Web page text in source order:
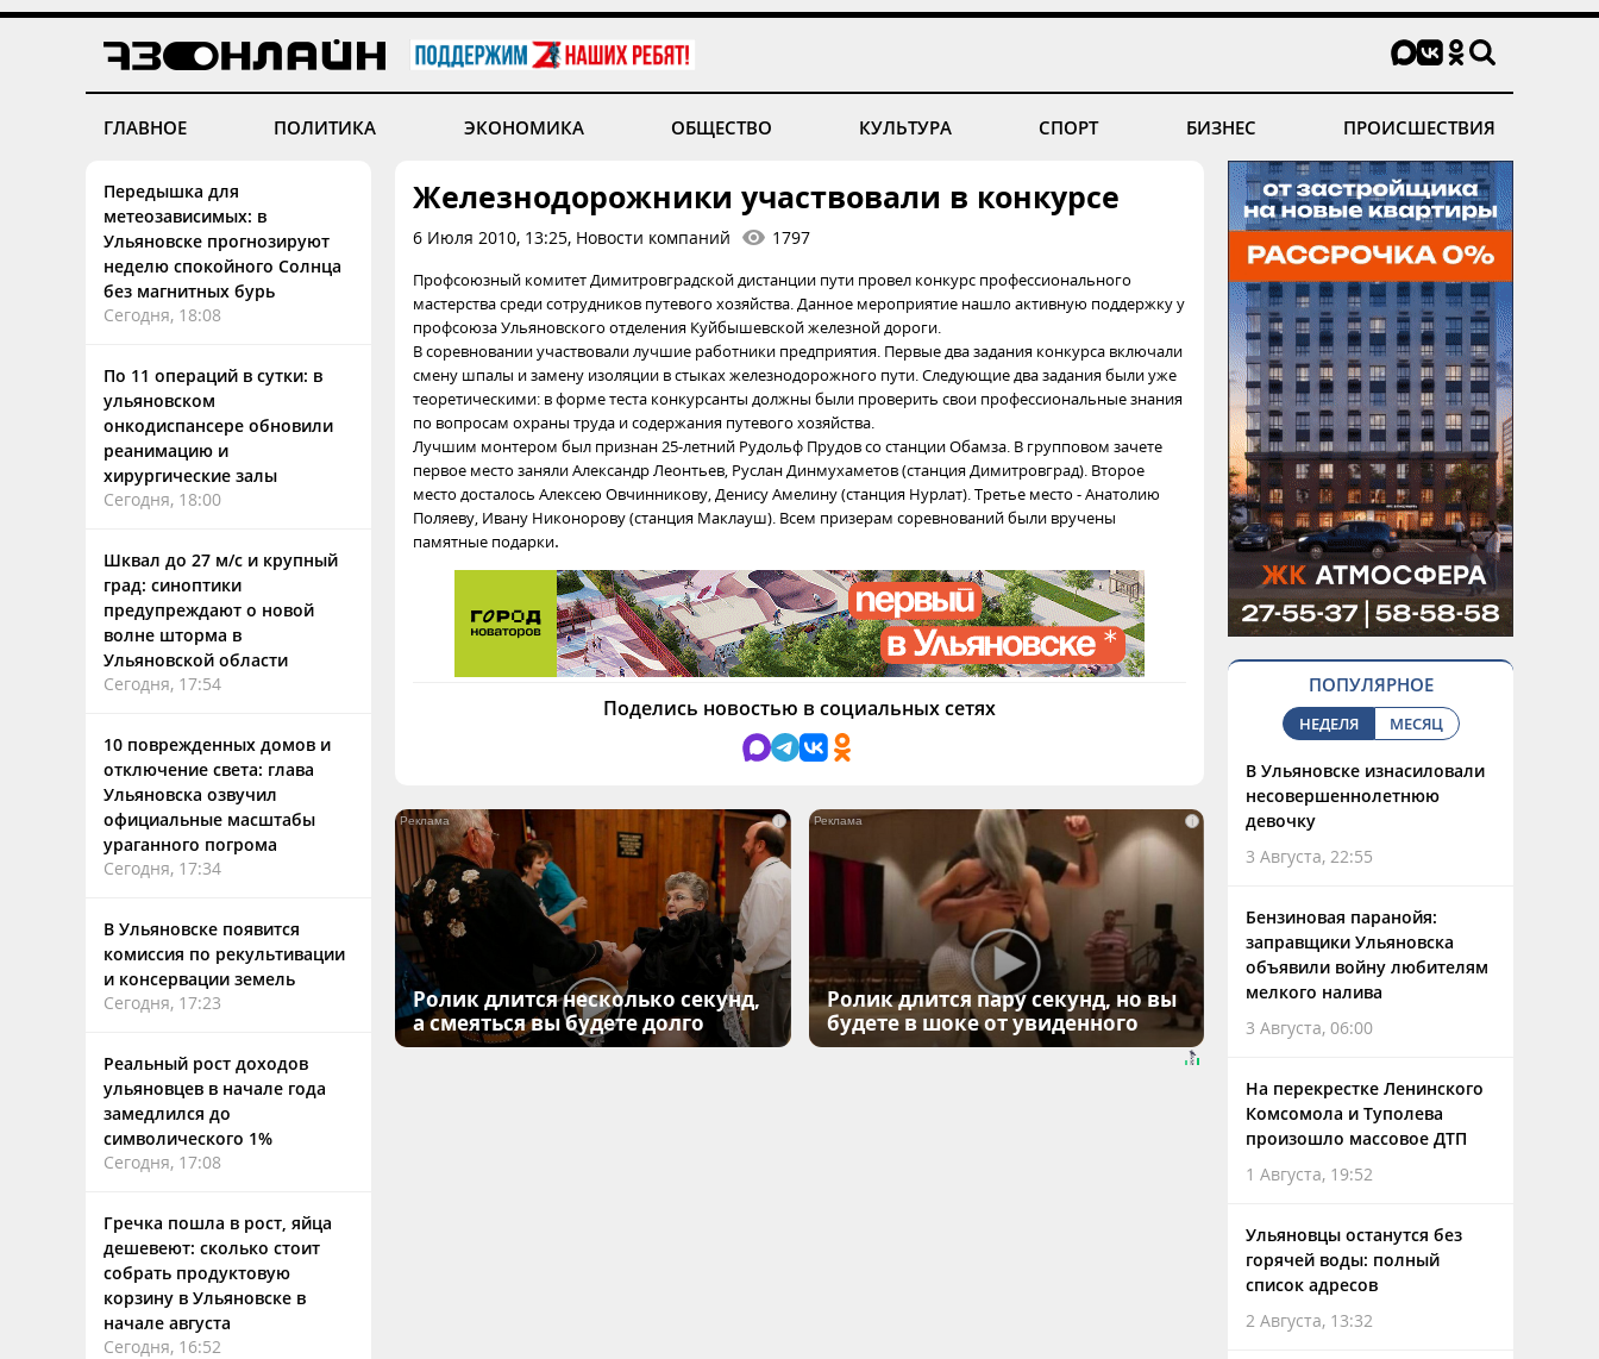
ГЛАВНОЕ ПОЛИТИКА ЭКОНОМИКА ОБЩЕСТВО КУЛЬТУРА СПОРТ БИЗНЕС ПРОИСШЕСТВИЯ
Передышка для
метеозависимых: в
Ульяновске прогнозируют
неделю спокойного Солнца
без магнитных бурь
Сегодня, 18:08
По 11 операций в сутки: в
ульяновском
онкодиспансере обновили
реанимацию и
хирургические залы
Сегодня, 18:00
Шквал до 27 м/с и крупный
град: синоптики
предупреждают о новой
волне шторма в
Ульяновской области
Сегодня, 17:54
10 поврежденных домов и
отключение света: глава
Ульяновска озвучил
официальные масштабы
ураганного погрома
Сегодня, 17:34
В Ульяновске появится
комиссия по рекультивации
и консервации земель
Сегодня, 17:23
Реальный рост доходов
ульяновцев в начале года
замедлился до
символического 1%
Сегодня, 17:08
Гречка пошла в рост, яйца
дешевеют: сколько стоит
собрать продуктовую
корзину в Ульяновске в
начале августа
Сегодня, 16:52
Железнодорожники участвовали в конкурсе
6 Июля 2010, 13:25, Новости компаний 1797
Профсоюзный комитет Димитровградской дистанции пути провел конкурс профессионального
мастерства среди сотрудников путевого хозяйства. Данное мероприятие нашло активную поддержку у
профсоюза Ульяновского отделения Куйбышевской железной дороги.
В соревновании участвовали лучшие работники предприятия. Первые два задания конкурса включали
смену шпалы и замену изоляции в стыках железнодорожного пути. Следующие два задания были уже
теоретическими: в форме теста конкурсанты должны были проверить свои профессиональные знания
по вопросам охраны труда и содержания путевого хозяйства.
Лучшим монтером был признан 25-летний Рудольф Прудов со станции Обамза. В групповом зачете
первое место заняли Александр Леонтьев, Руслан Динмухаметов (станция Димитровград). Второе
место досталось Алексею Овчинникову, Денису Амелину (станция Нурлат). Третье место - Анатолию
Поляеву, Ивану Никонорову (станция Маклауш). Всем призерам соревнований были вручены
памятные подарки.
Поделись новостью в социальных сетях
i
Ролик длится несколько секунд,
а смеяться вы будете долго
i
Ролик длится пару секунд, но вы
будете в шоке от увиденного
ПОПУЛЯРНОЕ
НЕДЕЛЯ МЕСЯЦ
В Ульяновске изнасиловали
несовершеннолетнюю
девочку
3 Августа, 22:55
Бензиновая паранойя:
заправщики Ульяновска
объявили войну любителям
мелкого налива
3 Августа, 06:00
На перекрестке Ленинского
Комсомола и Туполева
произошло массовое ДТП
1 Августа, 19:52
Ульяновцы останутся без
горячей воды: полный
список адресов
2 Августа, 13:32